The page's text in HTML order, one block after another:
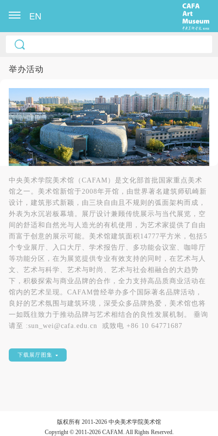
EN
举办活动
中央美术学院美术馆（CAFAM）是文化部首批国家重点美术
馆之一。美术馆新馆于2008年开馆，由世界著名建筑师矶崎新
设计，建筑形式新颖，由三块自由且不规则的弧面架构而成，
外表为水沉岩板幕墙。展厅设计兼顾传统展示与当代展览，空
间的舒适和自然光与人造光的有机使用，为艺术家提供了自由
而富于创意的展示可能。美术馆建筑面积14777平方米，包括5
个专业展厅、入口大厅、学术报告厅、多功能会议室、咖啡厅
等功能分区，在为展览提供专业有效支持的同时，在艺术与人
文、艺术与科学、艺术与时尚、艺术与社会相融合的大趋势
下，积极探索与商业品牌的合作，全力支持高品质商业活动在
馆内的艺术呈现。CAFAM曾经举办多个国际著名品牌活动，
良好的艺术氛围与建筑环境，深受众多品牌热爱，美术馆也将
一如既往致力于推动品牌与艺术相结合的良性发展机制。 垂询
请至 :sun_wei@cafa.edu.cn 或致电 +86 10 64771687
下载展厅图集
版权所有 2011-2026 中央美术学院美术馆
Copyright © 2011-2026 CAFAM. All Rights Reserved.
快捷登录 帐号密码登录
手机号码
发送验证码
手机号码将作为您的登录账号
验证码
登录
可使用雅昌艺术网会员账户登录